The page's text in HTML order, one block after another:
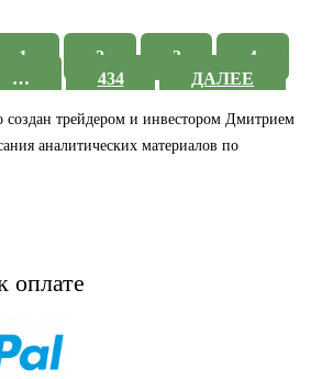
1 2 3
4
… 434 ДАЛЕЕ
создан трейдером и инвестором Дмитрием
аналитических материалов по